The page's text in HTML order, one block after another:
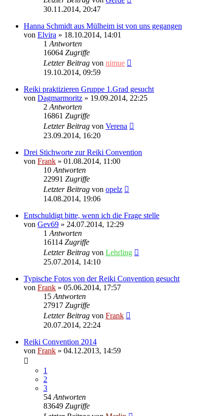
30.11.2014, 20:47
Hanna Schmidt aus Mülheim ist von uns gegangen
von Elvira » 18.10.2014, 14:01
1 Antworten
16064 Zugriffe
Letzter Beitrag von nimue
19.10.2014, 09:59
Reiki praktizieren Gruppe 1.Grad gesucht
von Dagmarmoritz » 19.09.2014, 22:25
2 Antworten
16861 Zugriffe
Letzter Beitrag von Verena
23.09.2014, 16:20
Drei Stichworte zur Reiki Convention
von Frank » 01.08.2014, 11:00
10 Antworten
22991 Zugriffe
Letzter Beitrag von opelz
14.08.2014, 19:06
Entschuldigt bitte, wenn ich die Frage stelle
von Gev69 » 24.07.2014, 12:29
1 Antworten
16114 Zugriffe
Letzter Beitrag von Lehrling
25.07.2014, 14:10
Typische Fotos von der Reiki Convention gesucht
von Frank » 05.06.2014, 17:57
15 Antworten
27917 Zugriffe
Letzter Beitrag von Frank
20.07.2014, 22:24
Reiki Convention 2014
von Frank » 04.12.2013, 14:59
1
2
3
54 Antworten
83649 Zugriffe